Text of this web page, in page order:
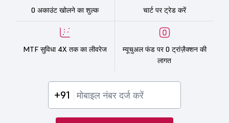
0 अकाउंट खोलने का शुल्क चार्ट पर ट्रेड करें
MTF सुविधा 4X तक का लीवरेज
म्यूचुअल फंड पर 0 ट्रांज़ैक्शन की
लागत
+91